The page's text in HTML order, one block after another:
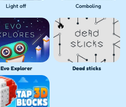
Light off Comboling
Evo Explorer Dead sticks